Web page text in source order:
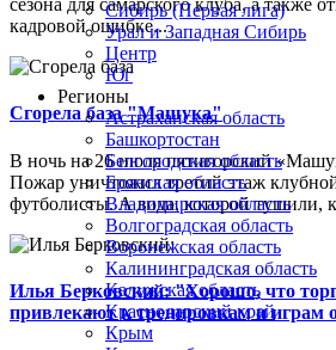
сезона для самарского клуба, а также
кадровой ошибке...
Сгорела база "Машука"
В ночь на 26 июля пятигорский
Пожар уничтожил третий этаж
футболисты. А вода, которой тушили,
Илья Берковский: "Хорошо, что
привлекают к тренировкам и играм
Сибирь (Первая лига)
Урал и Западная Сибирь
Центр
Юг
Регионы
Астраханская область
Башкортостан
Белгородская область
Брянская область
Владимирская область
Волгоградская область
Воронежская область
Калининградская область
Калужская область
Краснодарский край
Крым